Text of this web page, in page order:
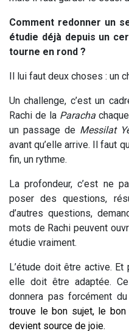
Comment redonner un
étudie déjà depuis un
tourne en rond ?
Il lui faut deux choses : un
Un challenge, c’est un
Rachi de la Paracha
un passage de Messilat
avant qu’elle arrive. Il faut
fin, un rythme.
La profondeur, c’est ne
poser des questions,
d’autres questions,
mots de Rachi peuvent
étudie vraiment.
L’étude doit être active. Et
elle doit être adaptée.
donnera pas forcément
trouve le bon sujet, le
devient source de joie.